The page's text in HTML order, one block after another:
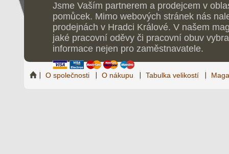
Jsme Vaším partnerem a prodejcem v
pomůcek. Mimo webových stránek nás
prodejnách v Hradci Králové. V našem
jaké pracovní oděvy či pracovní obuv
informace nejen pro zaměstnavatele.
O společnosti O nákupu Tabulka velikostí